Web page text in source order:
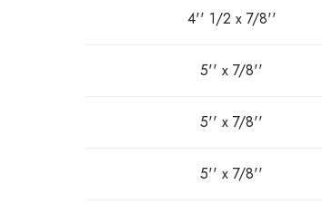
4'' 1/2 x 7/8''
5'' x 7/8''
5'' x 7/8''
5'' x 7/8''